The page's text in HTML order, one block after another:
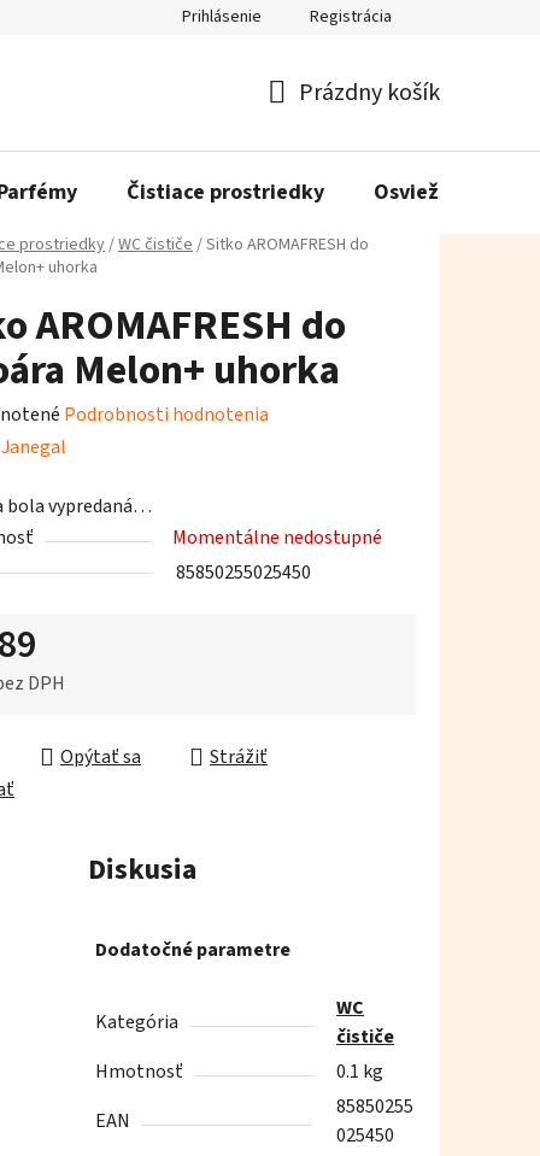
Prihlásenie Registrácia
košík
Prázdny košík
Čistiace prostriedky Osviežovače
prostriedky/WC čističe/Sitko AROMAFRESH do
uhorka
AROMAFRESH do
Melon+ uhorka
Podrobnosti hodnotenia
Janegal
bola vypredaná…
Momentálne nedostupné
85850255025450
DPH
Opýtať sa
Strážiť
Diskusia
Dodatočné parametre
Kategória
WC
čističe
Hmotnosť
0.1 kg
EAN
85850255
025450